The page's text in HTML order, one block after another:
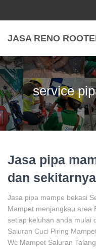
JASA RENO
service
Jasa pipa
dan sekitarnya
Jasa pipa mampe bekasi
Mampet menjangkau area
setiap keluhan anda mulai
Saluran Cuci Piring
Wc Mampet Saluran